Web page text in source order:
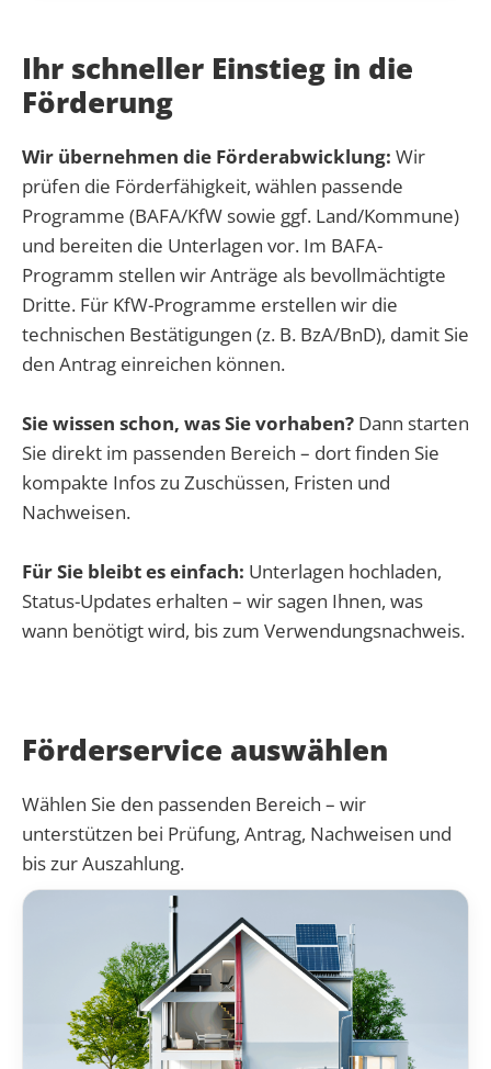
Ihr schneller Einstieg in die
Förderung
Wir übernehmen die Förderabwicklung: Wir
prüfen die Förderfähigkeit, wählen passende
Programme (BAFA/KfW sowie ggf. Land/Kommune)
und bereiten die Unterlagen vor. Im BAFA-
Programm stellen wir Anträge als bevollmächtigte
Dritte. Für KfW-Programme erstellen wir die
technischen Bestätigungen (z. B. BzA/BnD), damit Sie
den Antrag einreichen können.
Sie wissen schon, was Sie vorhaben? Dann starten
Sie direkt im passenden Bereich – dort finden Sie
kompakte Infos zu Zuschüssen, Fristen und
Nachweisen.
Für Sie bleibt es einfach: Unterlagen hochladen,
Status-Updates erhalten – wir sagen Ihnen, was
wann benötigt wird, bis zum Verwendungsnachweis.
Förderservice auswählen
Wählen Sie den passenden Bereich – wir
unterstützen bei Prüfung, Antrag, Nachweisen und
bis zur Auszahlung.